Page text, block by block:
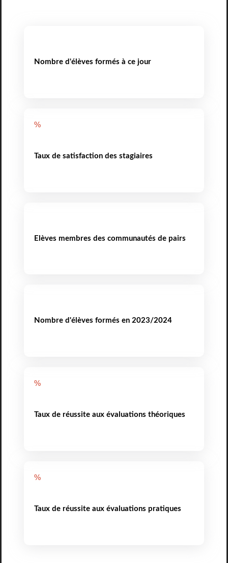
Nombre d'élèves formés à ce jour
%
Taux de satisfaction des stagiaires
Elèves membres des communautés de pairs
Nombre d'élèves formés en 2023/2024
%
Taux de réussite aux évaluations théoriques
%
Taux de réussite aux évaluations pratiques